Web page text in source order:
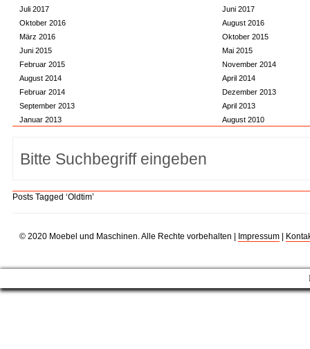
Juli 2017
Juni 2017
Oktober 2016
August 2016
März 2016
Oktober 2015
Juni 2015
Mai 2015
Februar 2015
November 2014
August 2014
April 2014
Februar 2014
Dezember 2013
September 2013
April 2013
Januar 2013
August 2010
Posts Tagged ‘Oldtim’
© 2020 Moebel und Maschinen. Alle Rechte vorbehalten | Impressum|